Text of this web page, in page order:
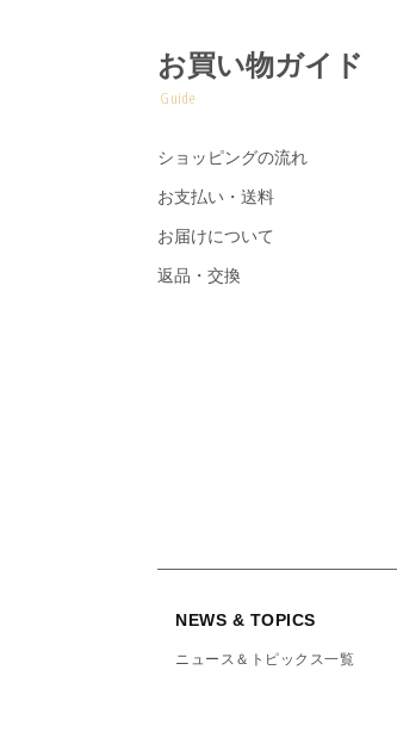
お買い物ガイド
Guide
ショッピングの流れ
お支払い・送料
お届けについて
返品・交換
NEWS & TOPICS
ニュース＆トピックス一覧